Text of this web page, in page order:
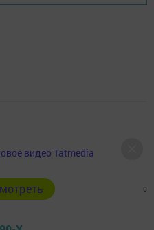
90-х
0
видео Tatmedia